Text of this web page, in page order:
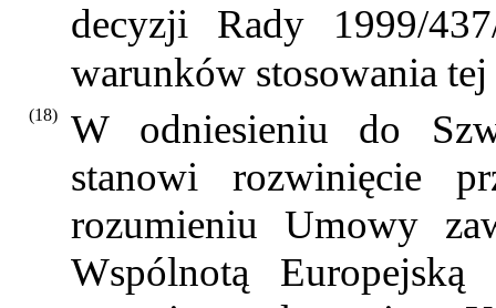
decyzji Rady 1999/
warunków stosowania
(18)
W odniesieniu do
stanowi rozwinięcie
rozumieniu Umowy
Wspólnotą